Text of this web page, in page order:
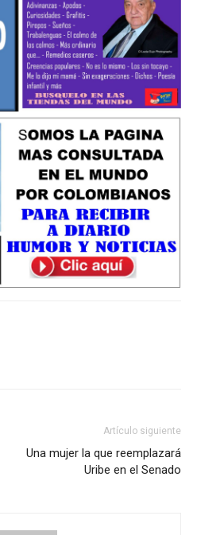
Artículo siguiente
Una mujer la que reemplazará
Uribe en el Senado